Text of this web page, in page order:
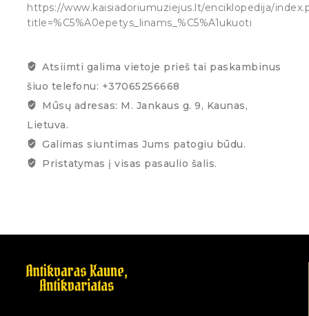
https://www.kaisiadoriumuziejus.lt/enciklopedija/
title=%C5%A0epetys_linams_%C5%A1ukuoti
Atsiimti galima vietoje prieš tai paskambinus
šiuo telefonu: +37065256668
Mūsų adresas: M. Jankaus g. 9, Kaunas,
Lietuva.
Galimas siuntimas Jums patogiu būdu.
Pristatymas į visas pasaulio šalis.